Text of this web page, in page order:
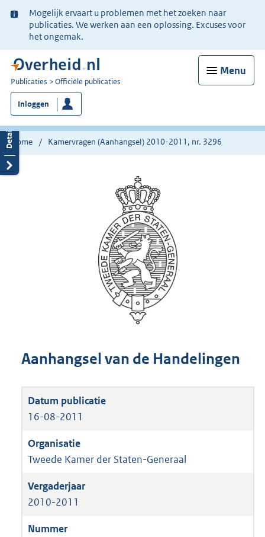
Ter
informatie:
Mogelijk ervaart u problemen met het zoeken naar
publicaties. We werken aan een oplossing. Excuses voor
het ongemak.
Menu
U
bent
nu
hier:
Publicaties Officiële publicaties
Inloggen
Home Kamervragen (Aanhangsel) 2010-2011, nr. 3296
Aanhangsel van de Handelingen
16-08-2011
Tweede Kamer der Staten-Generaal
2010-2011